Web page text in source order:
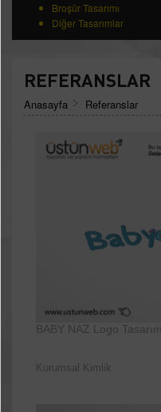
Broşür Tasarımı
Diğer Tasarımlar
REFERANSLAR
Anasayfa Referanslar
BABY NAZ Logo Tasarımı
Kurumsal Kimlik